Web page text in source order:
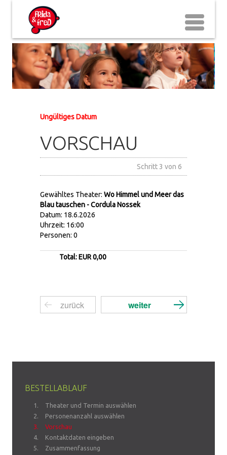
Ungültiges Datum
VORSCHAU
Schritt 3 von 6
Gewähltes Theater: Wo Himmel und Meer das
Blau tauschen - Cordula Nossek
Datum: 18.6.2026
Uhrzeit: 16:00
Personen: 0
Total: EUR 0,00
BESTELLABLAUF
Theater und Termin auswählen
Personenanzahl auswählen
Vorschau
Kontaktdaten eingeben
Zusammenfassung